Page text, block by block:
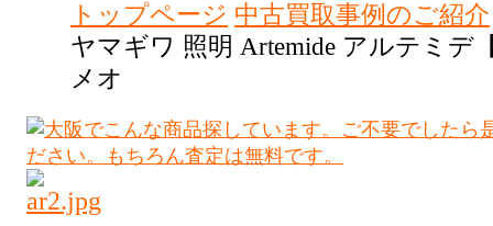
トップページ 中古買取事例のご紹介
ヤマギワ 照明 Artemide アルテミデ
メオ